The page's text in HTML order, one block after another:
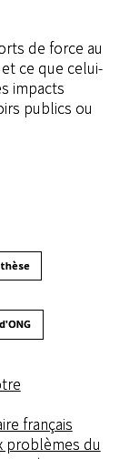
de force au
ce que celui-
impacts
publics ou
français
problèmes du